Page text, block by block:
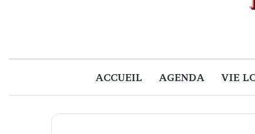
ACCUEIL AGENDA VIE